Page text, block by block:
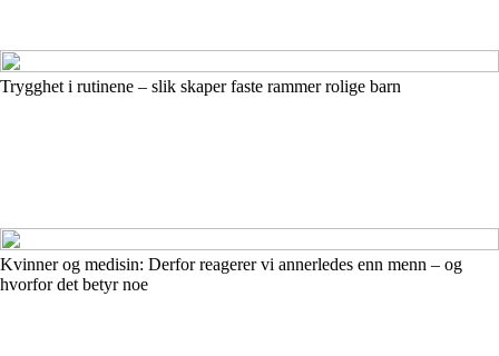
Trygghet i rutinene – slik skaper faste rammer rolige barn
Kvinner og medisin: Derfor reagerer vi annerledes enn menn – og
hvorfor det betyr noe